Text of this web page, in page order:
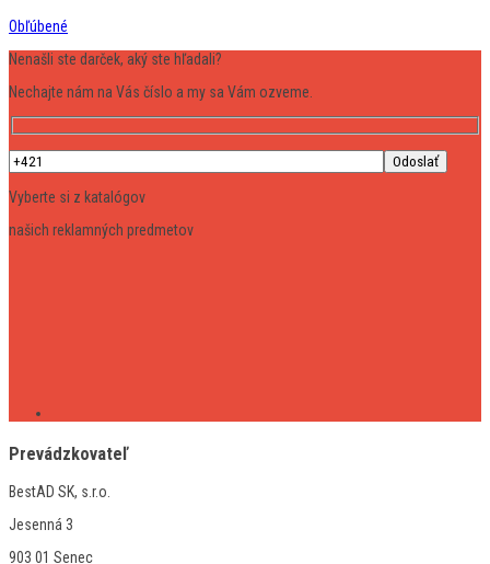
Obľúbené
Nenašli ste darček, aký ste hľadali?
Nechajte nám na Vás číslo a my sa Vám ozveme.
Vyberte si z katalógov
našich reklamných predmetov
Prevádzkovateľ
BestAD SK, s.r.o.
Jesenná 3
903 01 Senec